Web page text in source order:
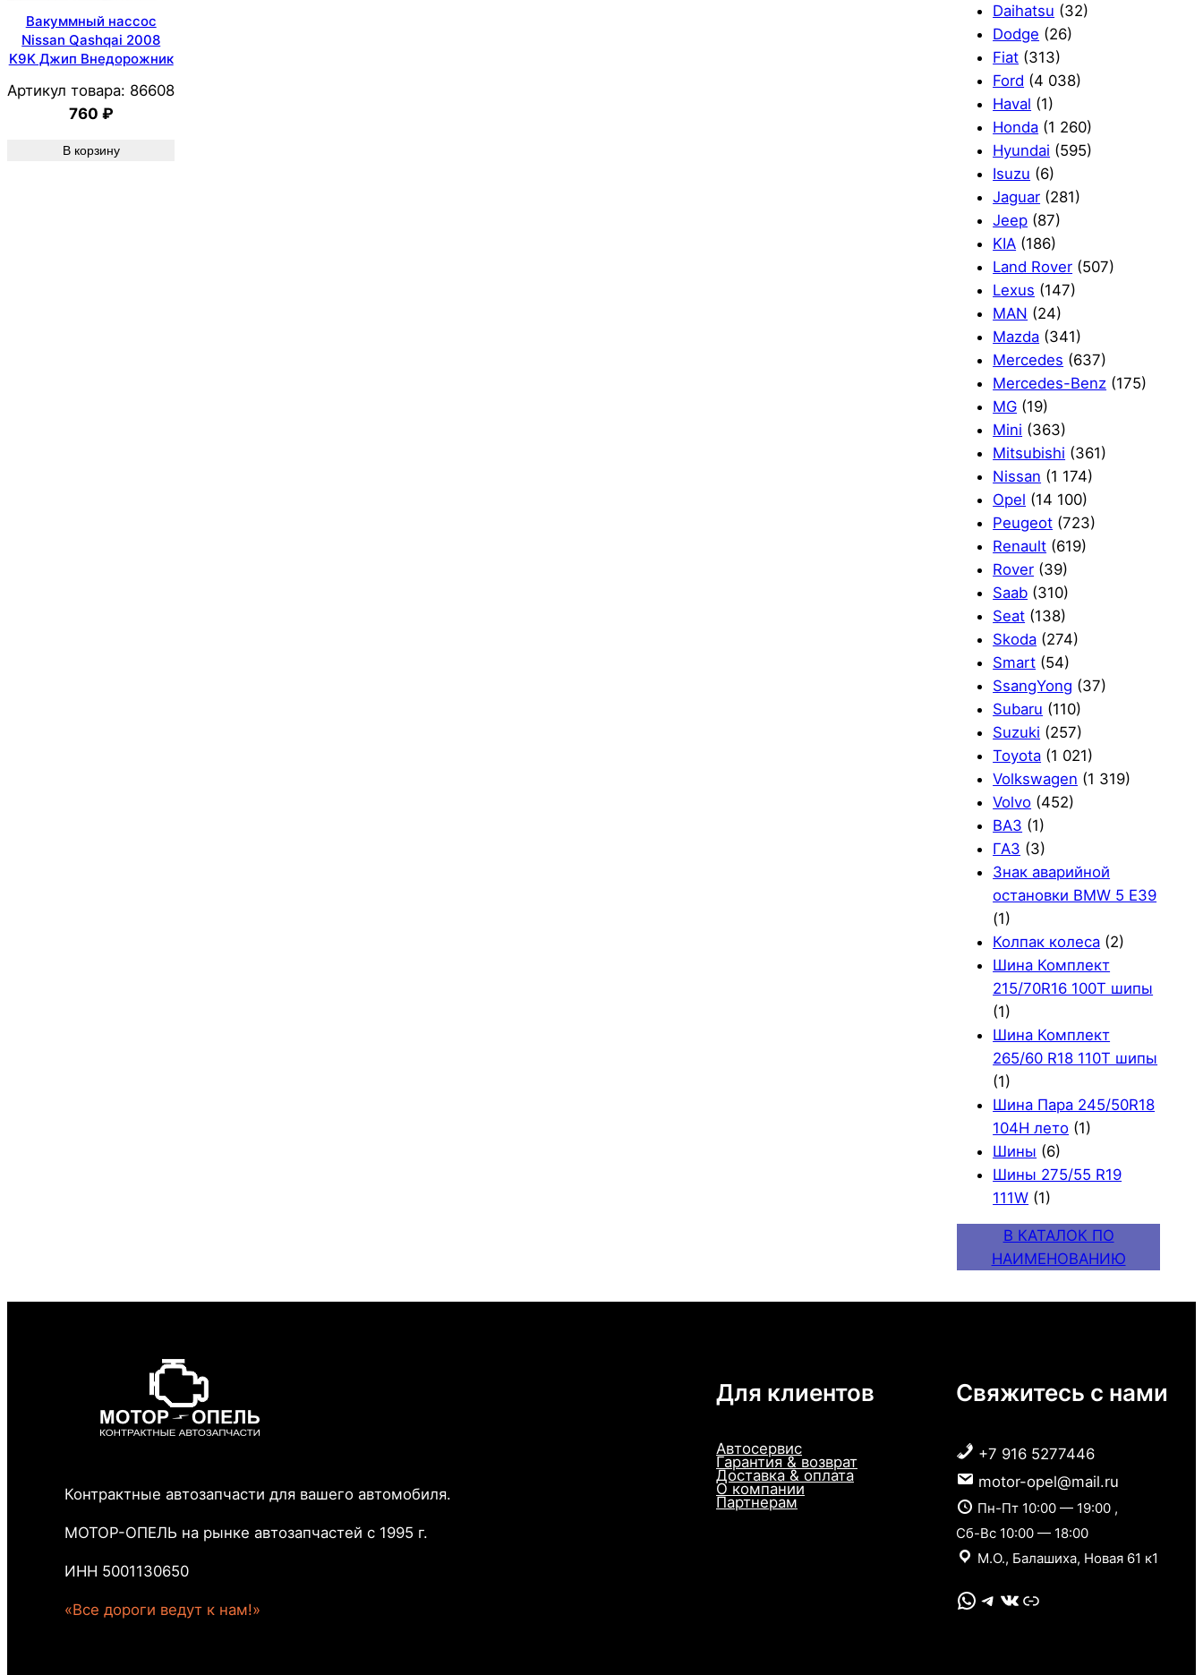
Вакуммный нассос
Nissan Qashqai 2008
K9K Джип Внедорожник
Артикул товара: 86608
760 ₽
В корзину
Daihatsu (32)
Dodge (26)
Fiat (313)
Ford (4 038)
Haval (1)
Honda (1 260)
Hyundai (595)
Isuzu (6)
Jaguar (281)
Jeep (87)
KIA (186)
Land Rover (507)
Lexus (147)
MAN (24)
Mazda (341)
Mercedes (637)
Mercedes-Benz (175)
MG (19)
Mini (363)
Mitsubishi (361)
Nissan (1 174)
Opel (14 100)
Peugeot (723)
Renault (619)
Rover (39)
Saab (310)
Seat (138)
Skoda (274)
Smart (54)
SsangYong (37)
Subaru (110)
Suzuki (257)
Toyota (1 021)
Volkswagen (1 319)
Volvo (452)
ВАЗ (1)
ГАЗ (3)
Знак аварийной
остановки BMW 5 E39
(1)
Колпак колеса (2)
Шина Комплект
215/70R16 100T шипы
(1)
Шина Комплект
265/60 R18 110T шипы
(1)
Шина Пара 245/50R18
104H лето (1)
Шины (6)
Шины 275/55 R19
111W (1)
В КАТАЛОК ПО
НАИМЕНОВАНИЮ
Контрактные автозапчасти для вашего автомобиля.
МОТОР-ОПЕЛЬ на рынке автозапчастей с 1995 г.
ИНН 5001130650
«Все дороги ведут к нам!»
Для клиентов
Автосервис
Гарантия & возврат
Доставка & оплата
О компании
Партнерам
Свяжитесь с нами
+7 916 5277446
motor-opel@mail.ru
Пн-Пт 10:00 — 19:00 ,
Сб-Вс 10:00 — 18:00
М.О., Балашиха, Новая 61 к1
WhatsApp Telegram VK Link